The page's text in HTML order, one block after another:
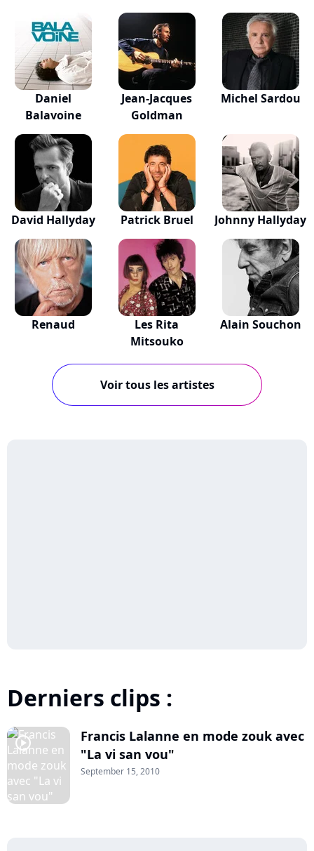
Daniel
Balavoine
Jean-Jacques
Goldman
Michel Sardou
David Hallyday Patrick Bruel Johnny Hallyday
Renaud
Les Rita
Mitsouko
Alain Souchon
Voir tous les artistes
Derniers clips :
player2
Francis Lalanne en mode zouk avec
"La vi san vou"
September 15, 2010